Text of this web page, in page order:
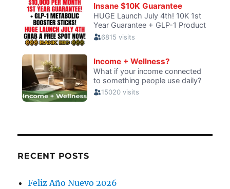
RECENT POSTS
Feliz Año Nuevo 2026